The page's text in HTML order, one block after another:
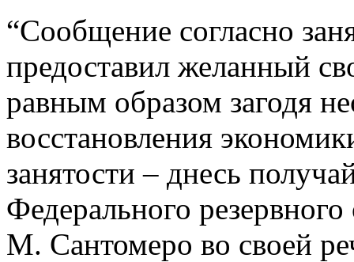
“Сообщение согласно
предоставил желанный
равным образом загодя
восстановления
занятости – днесь
Федерального
М. Сантомеро во своей